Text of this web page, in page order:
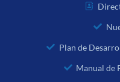
Plan de
Manual de